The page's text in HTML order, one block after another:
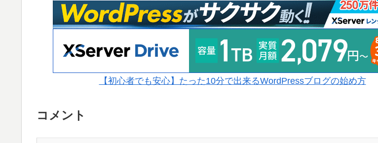
【初心者でも安心】たった10分で出来るWordPressブログの始め方
コメント